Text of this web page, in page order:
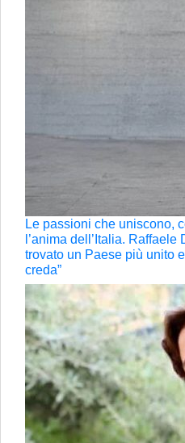
Le passioni che uniscono,
l’anima dell’Italia.
trovato un Paese più unito
creda”